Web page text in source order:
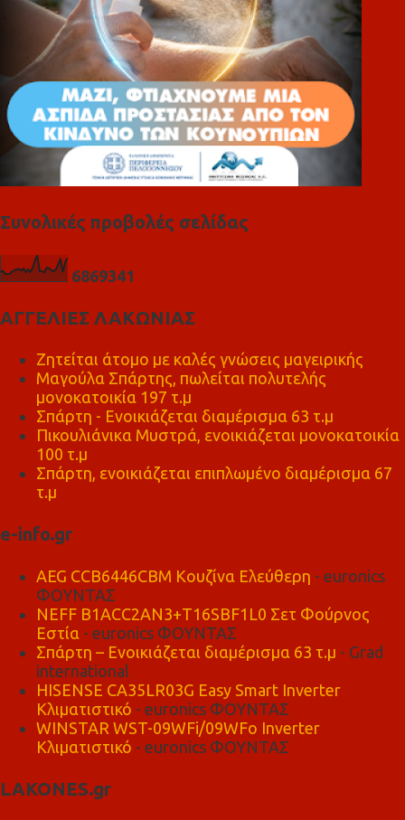
Συνολικές προβολές σελίδας
6869341
ΑΓΓΕΛΙΕΣ ΛΑΚΩΝΙΑΣ
Ζητείται άτομο με καλές γνώσεις μαγειρικής
Μαγούλα Σπάρτης, πωλείται πολυτελής
μονοκατοικία 197 τ.μ
Σπάρτη - Ενοικιάζεται διαμέρισμα 63 τ.μ
Πικουλιάνικα Μυστρά, ενοικιάζεται μονοκατοικία
100 τ.μ
Σπάρτη, ενοικιάζεται επιπλωμένο διαμέρισμα 67
τ.μ
e-info.gr
AEG CCB6446CBM Κουζίνα Ελεύθερη - euronics
ΦΟΥΝΤΑΣ
NEFF B1ACC2AN3+T16SBF1L0 Σετ Φούρνος
Εστία - euronics ΦΟΥΝΤΑΣ
Σπάρτη – Ενοικιάζεται διαμέρισμα 63 τ.μ - Grad
international
HISENSE CA35LR03G Easy Smart Inverter
Κλιματιστικό - euronics ΦΟΥΝΤΑΣ
WINSTAR WST-09WFi/09WFo Inverter
Κλιματιστικό - euronics ΦΟΥΝΤΑΣ
LAKONES.gr